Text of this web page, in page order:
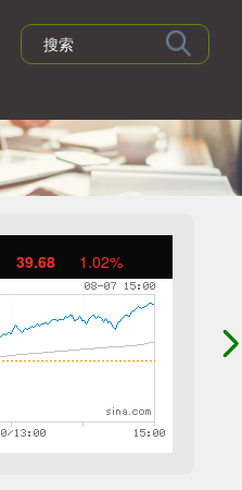
39.68 1.02%